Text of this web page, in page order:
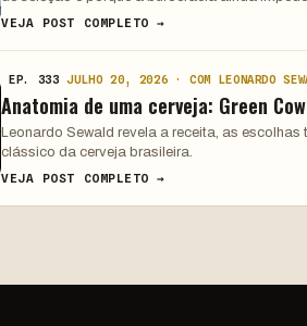
VEJA POST COMPLETO →
EP. 333 JULHO 20, 2026 · COM LEONARDO
Anatomia de uma cerveja: Green Cow
Leonardo Sewald revela a receita, as
clássico da cerveja brasileira.
VEJA POST COMPLETO →